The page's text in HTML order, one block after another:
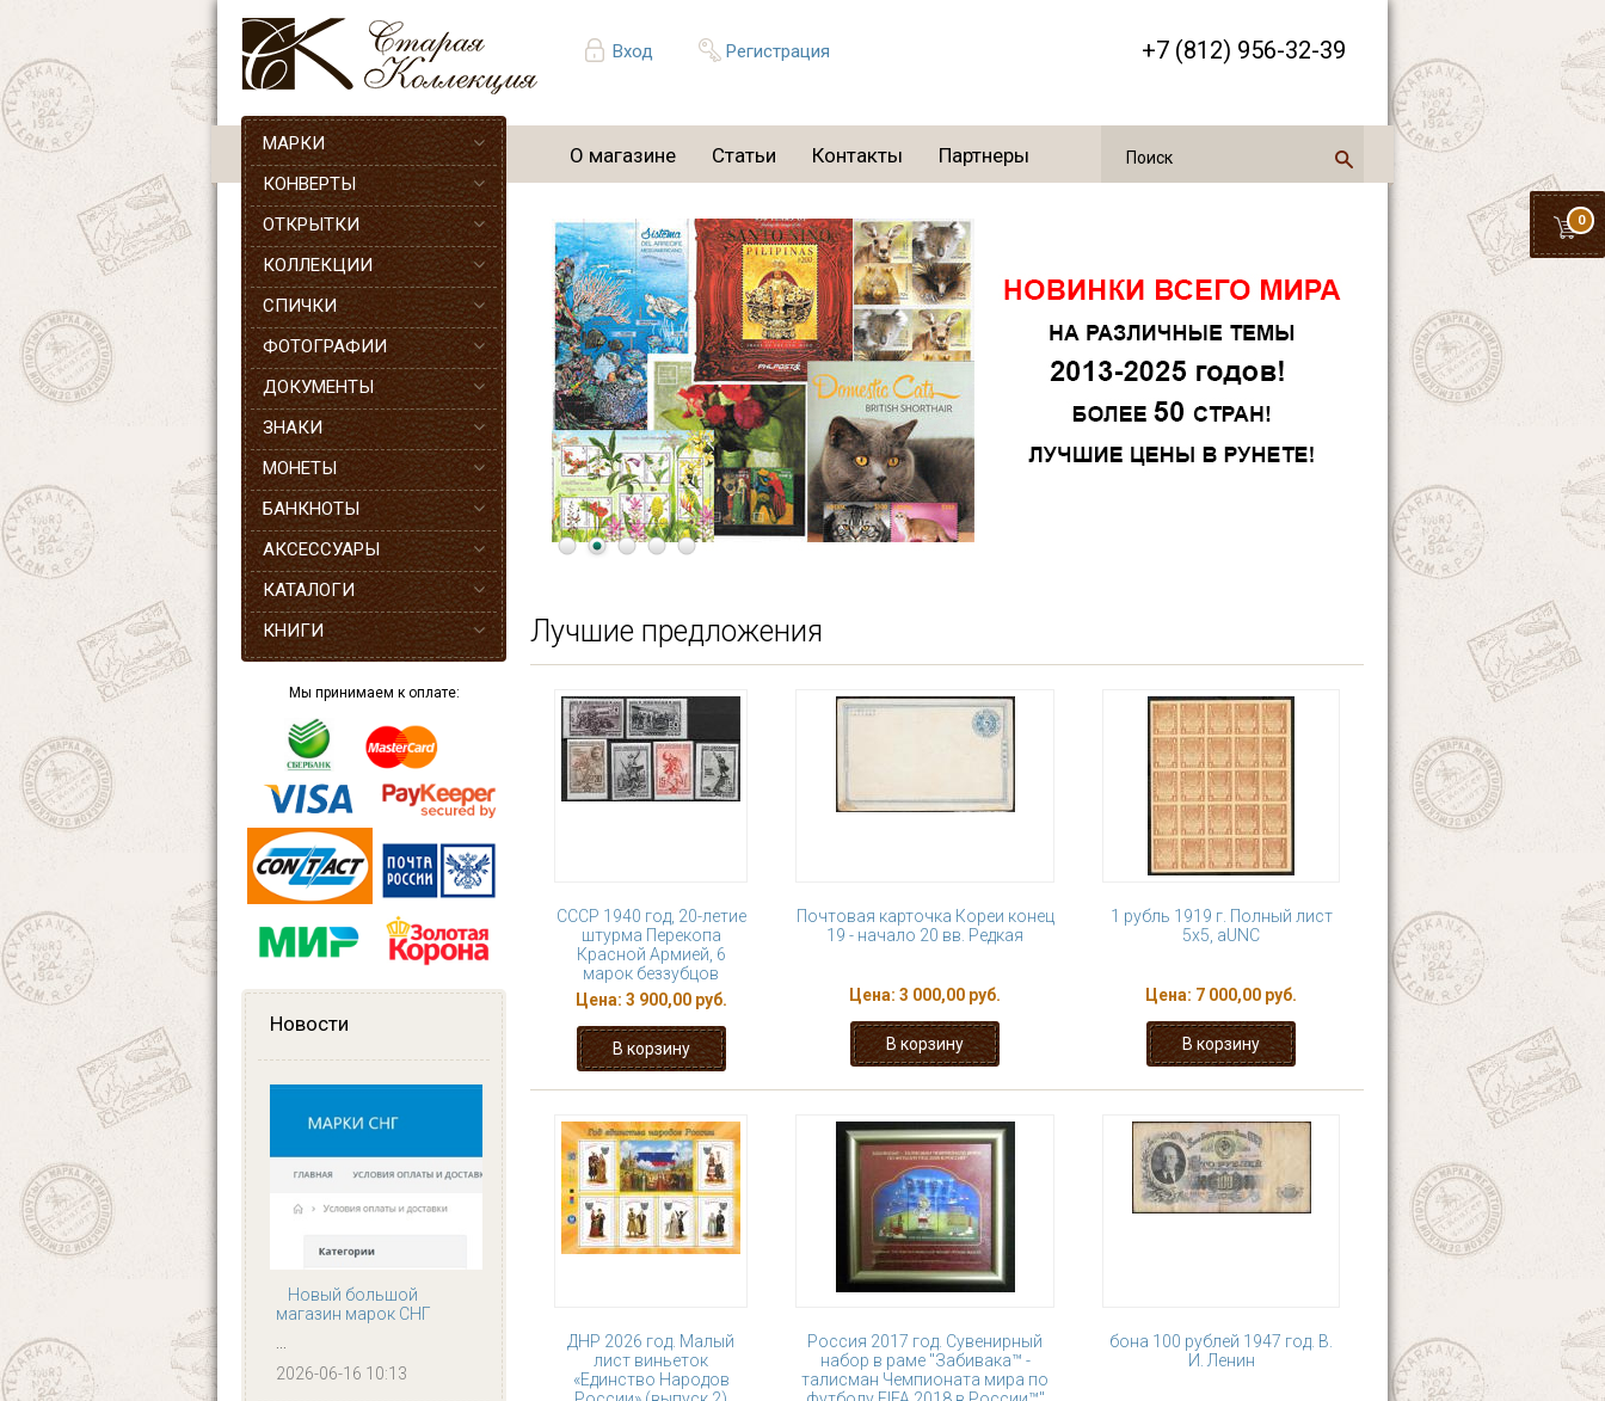
Вход Регистрация +7 (812) 956-32-39
0
О магазине Статьи Контакты Партнеры
МАРКИ
КОНВЕРТЫ
ОТКРЫТКИ
КОЛЛЕКЦИИ
СПИЧКИ
ФОТОГРАФИИ
ДОКУМЕНТЫ
ЗНАКИ
МОНЕТЫ
БАНКНОТЫ
АКСЕССУАРЫ
КАТАЛОГИ
КНИГИ
Мы принимаем к оплате:
Новости
Новый большой
магазин марок СНГ
...
2026-06-16 10:13
Лучшие предложения
СССР 1940 год, 20-летие
штурма Перекопа
Красной Армией, 6
марок беззубцов
Цена: 3 900,00 руб.
Почтовая карточка Кореи конец
19 - начало 20 вв. Редкая
Цена: 3 000,00 руб.
1 рубль 1919 г. Полный лист
5х5, aUNC
Цена: 7 000,00 руб.
ДНР 2026 год. Малый
лист виньеток
«Единство Народов
Россия 2017 год. Сувенирный
набор в раме "Забивака™ -
талисман Чемпионата мира по
бона 100 рублей 1947 год. В.
И. Ленин